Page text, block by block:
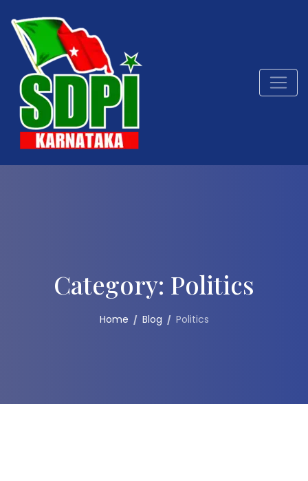
Category: Politics
Home Blog Politics